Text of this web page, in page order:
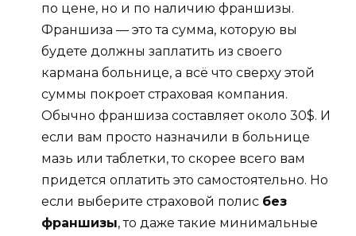
по цене, но и по наличию франшизы.
Франшиза — это та сумма, которую вы
будете должны заплатить из своего
кармана больнице, а всё что сверху этой
суммы покроет страховая компания.
Обычно франшиза составляет около 30$. И
если вам просто назначили в больнице
мазь или таблетки, то скорее всего вам
придется оплатить это самостоятельно. Но
если выберите страховой полис без
франшизы, то даже такие минимальные